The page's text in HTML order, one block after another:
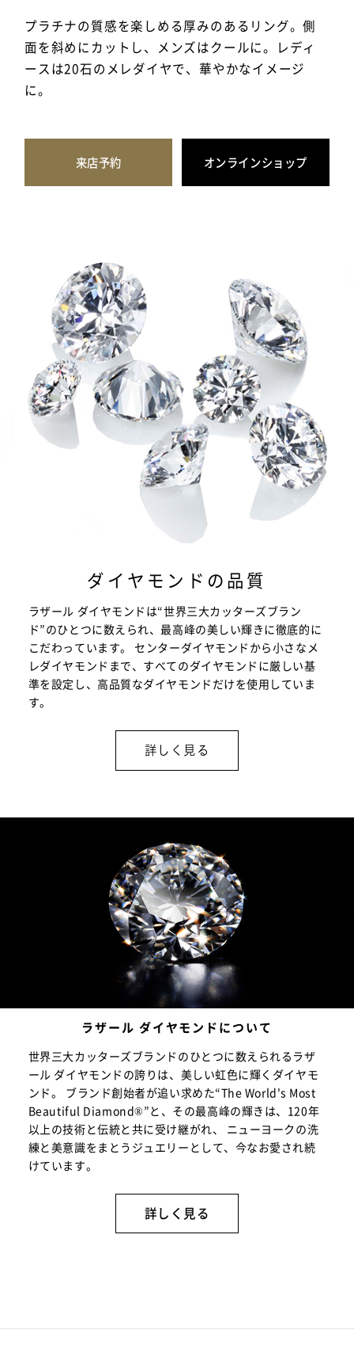
プラチナの質感を楽しめる厚みのあるリング。側
面を斜めにカットし、メンズはクールに。レディ
ースは20石のメレダイヤで、華やかなイメージ
に。
来店予約 オンラインショップ
ダイヤモンドの品質
ラザール ダイヤモンドは“世界三大カッターズブラン
ド”のひとつに数えられ、最高峰の美しい輝きに徹底的に
こだわっています。 センターダイヤモンドから小さなメ
レダイヤモンドまで、すべてのダイヤモンドに厳しい基
準を設定し、高品質なダイヤモンドだけを使用していま
す。
詳しく見る
ラザール ダイヤモンドについて
世界三大カッターズブランドのひとつに数えられるラザ
ール ダイヤモンドの誇りは、美しい虹色に輝くダイヤモ
ンド。 ブランド創始者が追い求めた“The World's Most
Beautiful Diamond®”と、その最高峰の輝きは、120年
以上の技術と伝統と共に受け継がれ、 ニューヨークの洗
練と美意識をまとうジュエリーとして、今なお愛され続
けています。
詳しく見る